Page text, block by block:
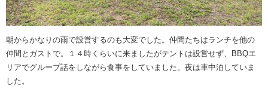
朝からかなりの雨で設営するのも大変でした。仲間たちはランチを他の
仲間とガストで。１４時くらいに来ましたがテントは設営せず、BBQエ
リアでグループ話をしながら食事をしていました。夜は車中泊していま
した。